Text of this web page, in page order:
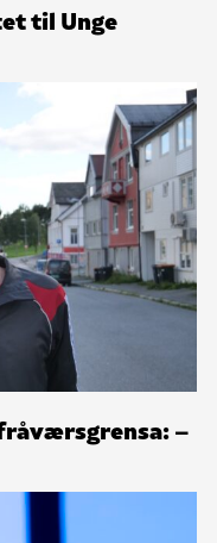
til Unge
–